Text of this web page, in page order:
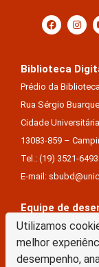
Utilizamos
melhor
desempenho,
Biblioteca
Prédio da
Rua Sérgio
Cidade
13083-859 –
Tel.: (19) 3521-6493
E-mail:
Equipe de
Keite Aparecida
Márcio Vinícius De
Saul Victor De